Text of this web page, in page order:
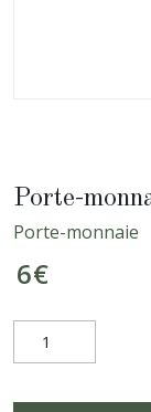
Porte-
Porte-monnaie
6€